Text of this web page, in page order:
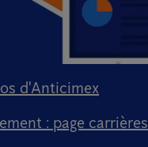
d'Anticimex
: page carrières